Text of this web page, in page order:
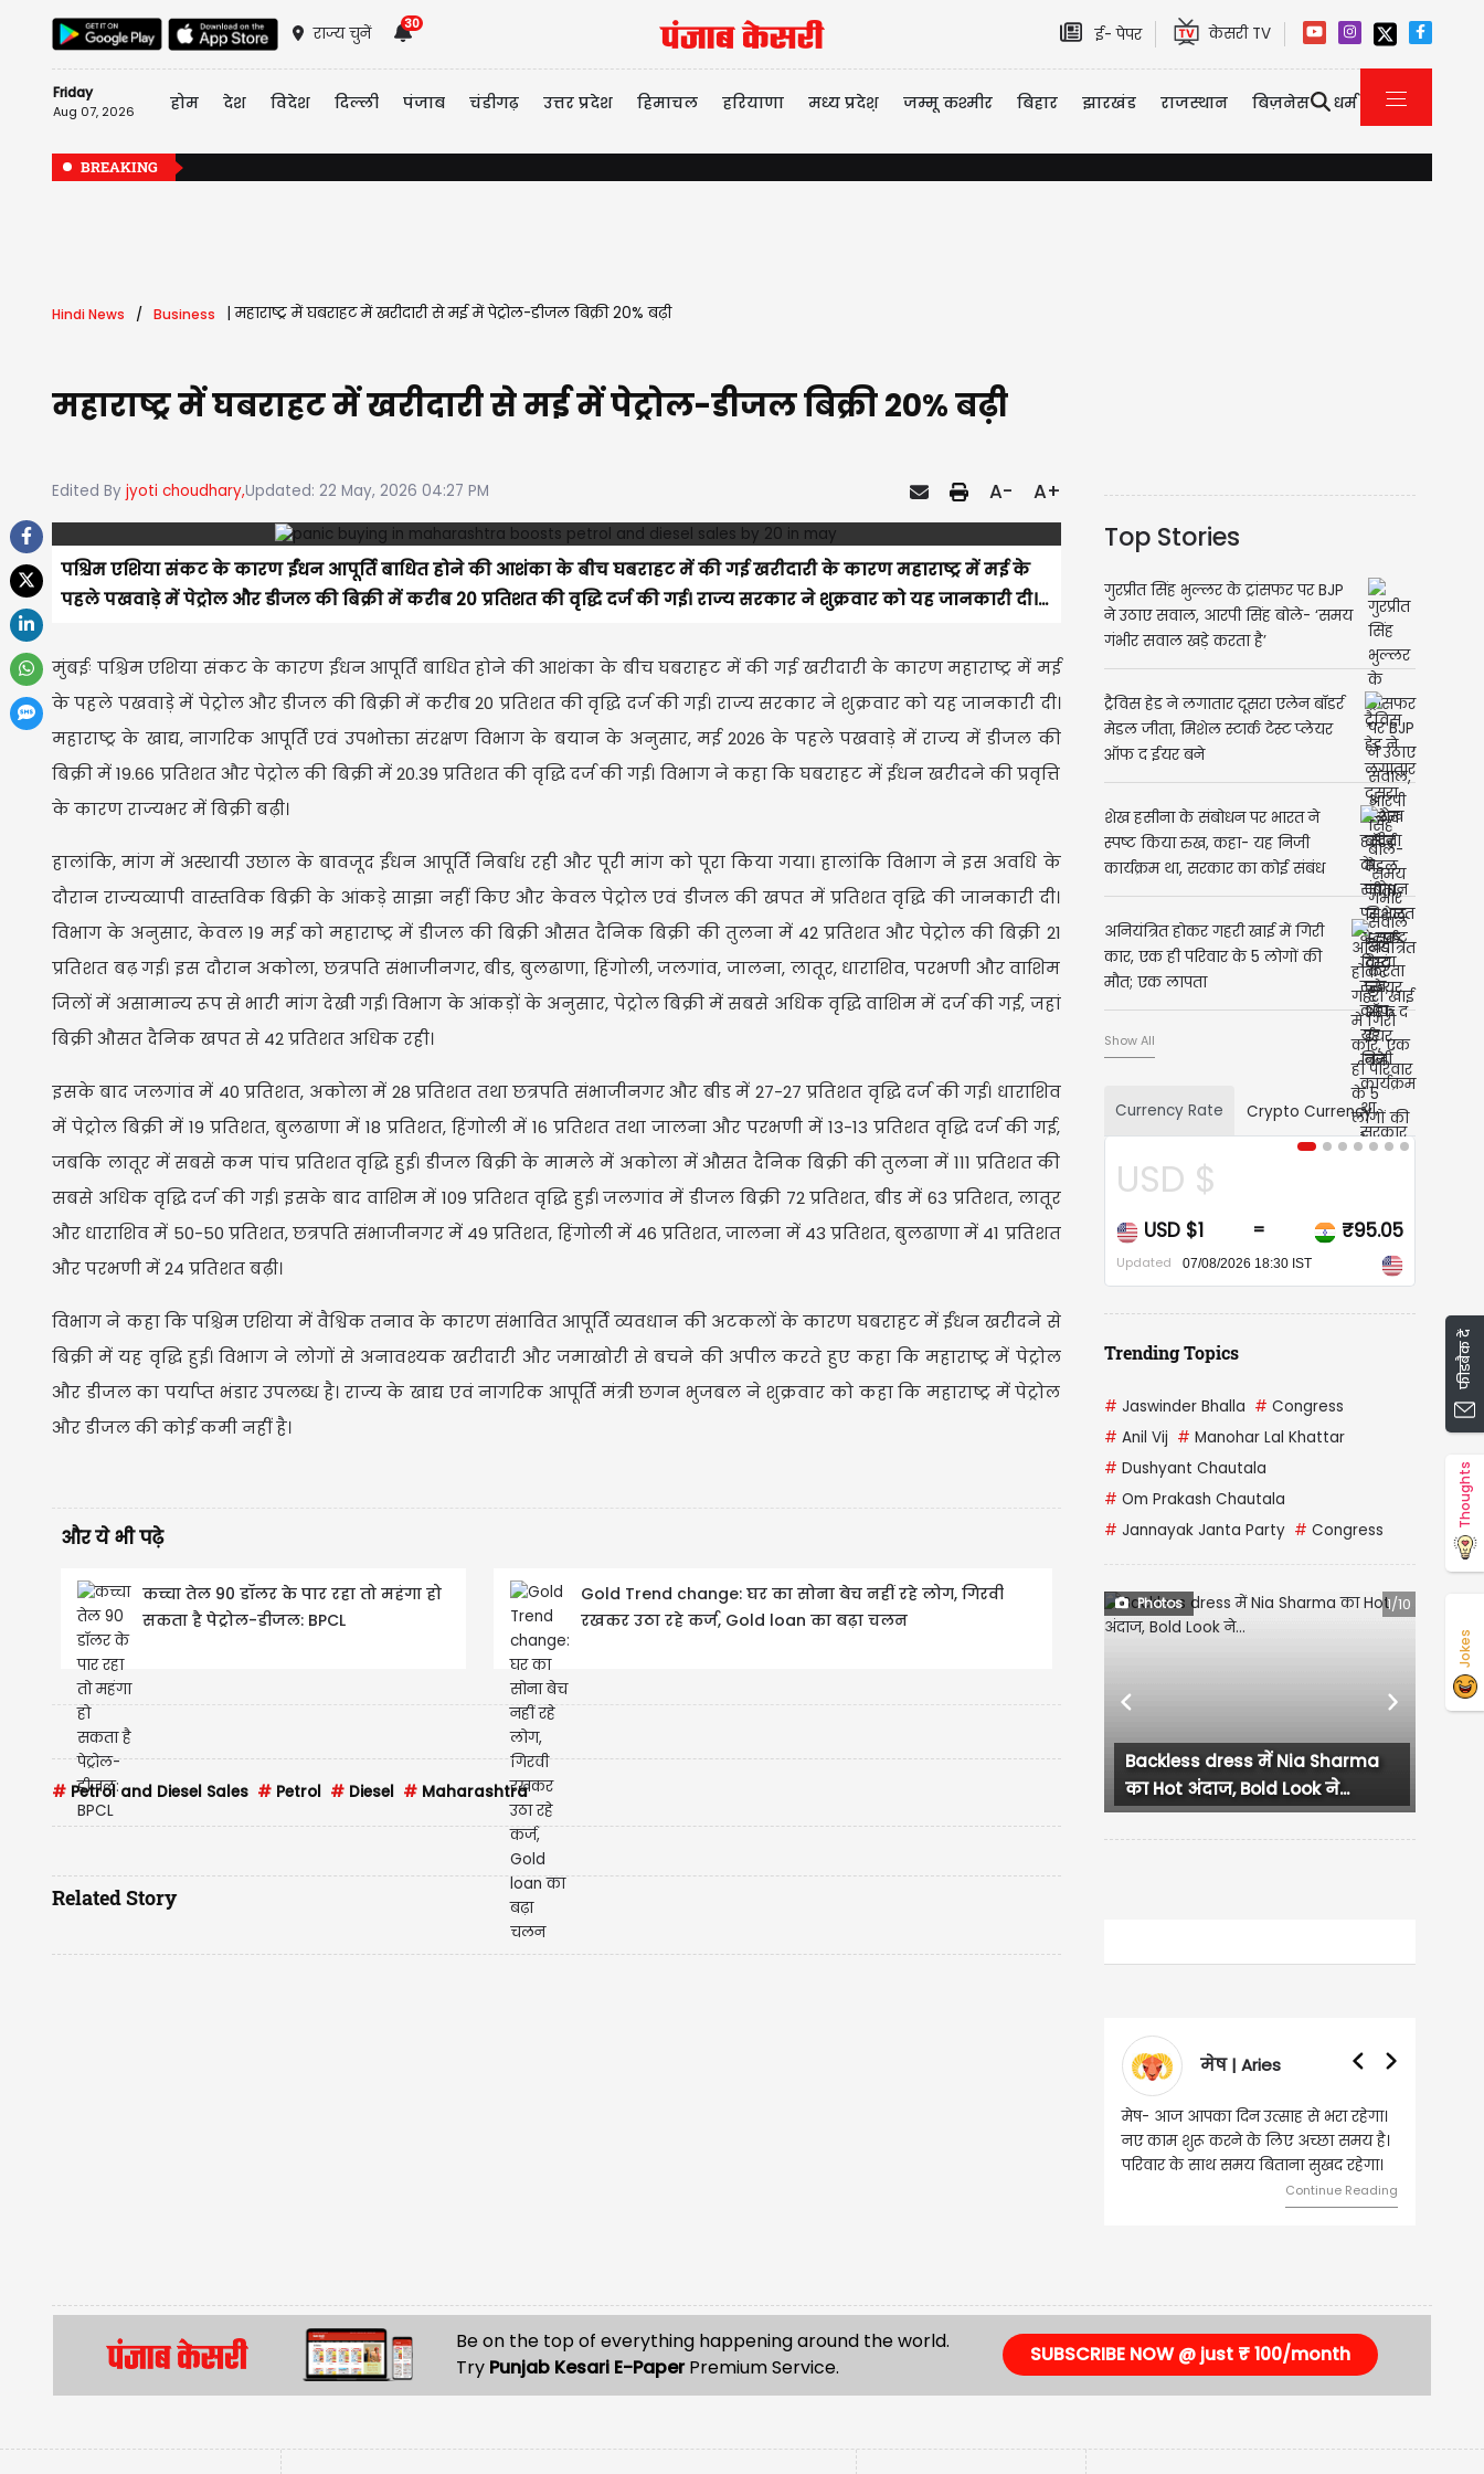
राज्य चुनें
30
ई- पेपर केसरी TV
Friday
Aug 07, 2026 होम देश विदेश दिल्ली पंजाब चंडीगढ़ उत्तर प्रदेश हिमाचल हरियाणा मध्य प्रदेश़ जम्मू कश्मीर बिहार झारखंड राजस्थान बिज़नेस धर्म
BREAKING
Hindi News Business |महाराष्ट्र में घबराहट में खरीदारी से मई में पेट्रोल-डीजल बिक्री 20% बढ़ी
महाराष्ट्र में घबराहट में खरीदारी से मई में पेट्रोल-डीजल बिक्री 20% बढ़ी
Edited By jyoti choudhary,Updated: 22 May, 2026 04:27 PM A- A+
पश्चिम एशिया संकट के कारण ईंधन आपूर्ति बाधित होने की आशंका के बीच घबराहट में की गई खरीदारी के कारण महाराष्ट्र में मई के
पहले पखवाड़े में पेट्रोल और डीजल की बिक्री में करीब 20 प्रतिशत की वृद्धि दर्ज की गई। राज्य सरकार ने शुक्रवार को यह जानकारी दी।...
मुंबईः पश्चिम एशिया संकट के कारण ईंधन आपूर्ति बाधित होने की आशंका के बीच घबराहट में की गई खरीदारी के कारण महाराष्ट्र में मई
के पहले पखवाड़े में पेट्रोल और डीजल की बिक्री में करीब 20 प्रतिशत की वृद्धि दर्ज की गई। राज्य सरकार ने शुक्रवार को यह जानकारी दी।
महाराष्ट्र के खाद्य, नागरिक आपूर्ति एवं उपभोक्ता संरक्षण विभाग के बयान के अनुसार, मई 2026 के पहले पखवाड़े में राज्य में डीजल की
बिक्री में 19.66 प्रतिशत और पेट्रोल की बिक्री में 20.39 प्रतिशत की वृद्धि दर्ज की गई। विभाग ने कहा कि घबराहट में ईंधन खरीदने की प्रवृत्ति
के कारण राज्यभर में बिक्री बढ़ी।
हालांकि, मांग में अस्थायी उछाल के बावजूद ईंधन आपूर्ति निर्बाध रही और पूरी मांग को पूरा किया गया। हालांकि विभाग ने इस अवधि के
दौरान राज्यव्यापी वास्तविक बिक्री के आंकड़े साझा नहीं किए और केवल पेट्रोल एवं डीजल की खपत में प्रतिशत वृद्धि की जानकारी दी।
विभाग के अनुसार, केवल 19 मई को महाराष्ट्र में डीजल की बिक्री औसत दैनिक बिक्री की तुलना में 42 प्रतिशत और पेट्रोल की बिक्री 21
प्रतिशत बढ़ गई। इस दौरान अकोला, छत्रपति संभाजीनगर, बीड, बुलढाणा, हिंगोली, जलगांव, जालना, लातूर, धाराशिव, परभणी और वाशिम
जिलों में असामान्य रूप से भारी मांग देखी गई। विभाग के आंकड़ों के अनुसार, पेट्रोल बिक्री में सबसे अधिक वृद्धि वाशिम में दर्ज की गई, जहां
बिक्री औसत दैनिक खपत से 42 प्रतिशत अधिक रही।
इसके बाद जलगांव में 40 प्रतिशत, अकोला में 28 प्रतिशत तथा छत्रपति संभाजीनगर और बीड में 27-27 प्रतिशत वृद्धि दर्ज की गई। धाराशिव
में पेट्रोल बिक्री में 19 प्रतिशत, बुलढाणा में 18 प्रतिशत, हिंगोली में 16 प्रतिशत तथा जालना और परभणी में 13-13 प्रतिशत वृद्धि दर्ज की गई,
जबकि लातूर में सबसे कम पांच प्रतिशत वृद्धि हुई। डीजल बिक्री के मामले में अकोला में औसत दैनिक बिक्री की तुलना में 111 प्रतिशत की
सबसे अधिक वृद्धि दर्ज की गई। इसके बाद वाशिम में 109 प्रतिशत वृद्धि हुई। जलगांव में डीजल बिक्री 72 प्रतिशत, बीड में 63 प्रतिशत, लातूर
और धाराशिव में 50-50 प्रतिशत, छत्रपति संभाजीनगर में 49 प्रतिशत, हिंगोली में 46 प्रतिशत, जालना में 43 प्रतिशत, बुलढाणा में 41 प्रतिशत
और परभणी में 24 प्रतिशत बढ़ी।
विभाग ने कहा कि पश्चिम एशिया में वैश्विक तनाव के कारण संभावित आपूर्ति व्यवधान की अटकलों के कारण घबराहट में ईंधन खरीदने से
बिक्री में यह वृद्धि हुई। विभाग ने लोगों से अनावश्यक खरीदारी और जमाखोरी से बचने की अपील करते हुए कहा कि महाराष्ट्र में पेट्रोल
और डीजल का पर्याप्त भंडार उपलब्ध है। राज्य के खाद्य एवं नागरिक आपूर्ति मंत्री छगन भुजबल ने शुक्रवार को कहा कि महाराष्ट्र में पेट्रोल
और डीजल की कोई कमी नहीं है।
और ये भी पढ़े
कच्चा तेल 90 डॉलर के पार रहा तो महंगा हो
सकता है पेट्रोल-डीजल: BPCL
Gold Trend change: घर का सोना बेच नहीं रहे लोग, गिरवी
रखकर उठा रहे कर्ज, Gold loan का बढ़ा चलन
# Petrol and Diesel Sales # Petrol # Diesel # Maharashtra
Related Story
Top Stories
गुरप्रीत सिंह भुल्लर के ट्रांसफर पर BJP
ने उठाए सवाल, आरपी सिंह बोले- ‘समय
गंभीर सवाल खड़े करता है’
ट्रैविस हेड ने लगातार दूसरा एलेन बॉडर्र
मेडल जीता, मिशेल स्टार्क टेस्ट प्लेयर
ऑफ द ईयर बने
शेख हसीना के संबोधन पर भारत ने
स्पष्ट किया रुख, कहा- यह निजी
कार्यक्रम था, सरकार का कोई संबंध
नहीं
अनियंत्रित होकर गहरी खाई में गिरी
कार, एक ही परिवार के 5 लोगों की
मौत; एक लापता
Show All
Currency Rate Crypto Currency
USD $
USD $1 = ₹95.05
Updated 07/08/2026 18:30 IST
Trending Topics
# Jaswinder Bhalla # Congress
# Anil Vij # Manohar Lal Khattar
# Dushyant Chautala
# Om Prakash Chautala
# Jannayak Janta Party # Congress
Photos 1/10
Backless dress में Nia Sharma
का Hot अंदाज, Bold Look ने...
Previous Next
मेष | Aries
मेष- आज आपका दिन उत्साह से भरा रहेगा।
नए काम शुरू करने के लिए अच्छा समय है।
परिवार के साथ समय बिताना सुखद रहेगा।
Continue Reading
Be on the top of everything happening around the world.
Try Punjab Kesari E-PaperPremium Service.
SUBSCRIBE NOW @ just ₹ 100/month
फीडबैक दें
Thoughts
Jokes